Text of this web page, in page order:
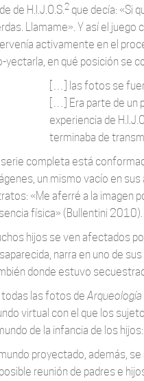
de H.I.J.O.S.2que decía: «Si
Llamame». Y así el
activamente en el
yectarla, en qué posición se
[…] las fotos se
[…] Era parte de un
experiencia de
terminaba de
serie completa está
un mismo vacío en
«Me aferré a la imagen
física» (Bullentini 2010).
hijos se ven afectados
narra en uno de
donde estuvo
todas las fotos de Arqueología
virtual con el que los
de la infancia de los
proyectado, además,
reunión de padres e